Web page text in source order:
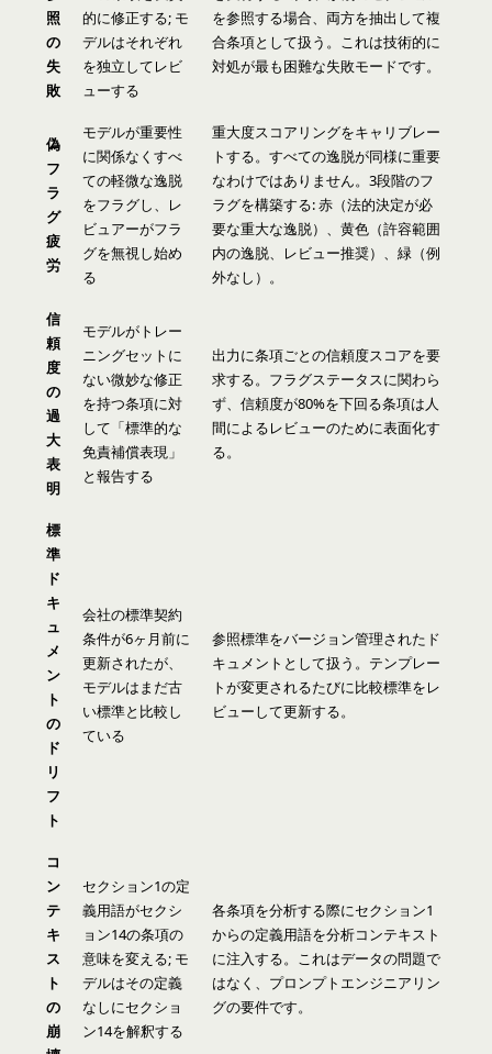
照
の
失
敗
的に修正する; モ
デルはそれぞれ
を独立してレビ
ューする
を参照する場合、両方を抽出して複
合条項として扱う。これは技術的に
対処が最も困難な失敗モードです。
偽
フ
ラ
グ
疲
労
モデルが重要性
に関係なくすべ
ての軽微な逸脱
をフラグし、レ
ビュアーがフラ
グを無視し始め
る
重大度スコアリングをキャリブレー
トする。すべての逸脱が同様に重要
なわけではありません。3段階のフ
ラグを構築する: 赤（法的決定が必
要な重大な逸脱）、黄色（許容範囲
内の逸脱、レビュー推奨）、緑（例
外なし）。
信
頼
度
の
過
大
表
明
モデルがトレー
ニングセットに
ない微妙な修正
を持つ条項に対
して「標準的な
免責補償表現」
と報告する
出力に条項ごとの信頼度スコアを要
求する。フラグステータスに関わら
ず、信頼度が80%を下回る条項は人
間によるレビューのために表面化す
る。
標
準
ド
キ
ュ
メ
ン
ト
の
ド
リ
フ
ト
会社の標準契約
条件が6ヶ月前に
更新されたが、
モデルはまだ古
い標準と比較し
ている
参照標準をバージョン管理されたド
キュメントとして扱う。テンプレー
トが変更されるたびに比較標準をレ
ビューして更新する。
コ
ン
テ
キ
ス
ト
の
崩
セクション1の定
義用語がセクシ
ョン14の条項の
意味を変える; モ
デルはその定義
なしにセクショ
ン14を解釈する
各条項を分析する際にセクション1
からの定義用語を分析コンテキスト
に注入する。これはデータの問題で
はなく、プロンプトエンジニアリン
グの要件です。